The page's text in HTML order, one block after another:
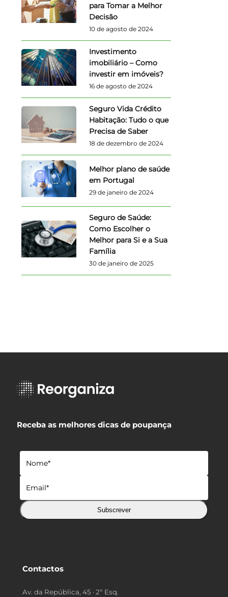
para Tomar a Melhor
Decisão
10 de agosto de 2024
Investimento
imobiliário – Como
investir em imóveis?
16 de agosto de 2024
Seguro Vida Crédito
Habitação: Tudo o que
Precisa de Saber
18 de dezembro de 2024
Melhor plano de saúde
em Portugal
29 de janeiro de 2024
Seguro de Saúde:
Como Escolher o
Melhor para Si e a Sua
Família
30 de janeiro de 2025
Receba as melhores dicas de poupança
Subscrever
Contactos
Av. da República, 45 · 2º Esq.